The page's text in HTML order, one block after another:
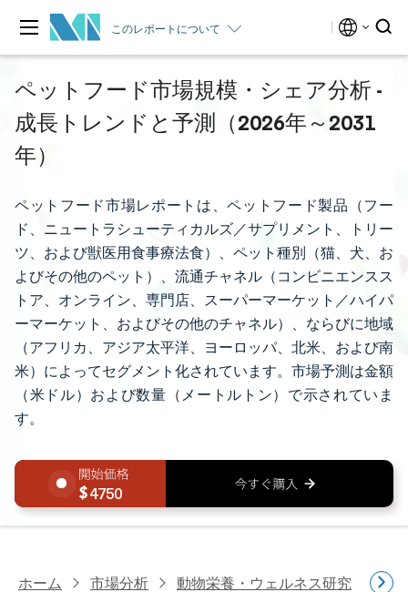
このレポートについて
ペットフード市場規模・シェア分析 -
成長トレンドと予測（2026年～2031
年）
ペットフード市場レポートは、ペットフード製品（フー
ド、ニュートラシューティカルズ／サプリメント、トリー
ツ、および獣医用食事療法食）、ペット種別（猫、犬、お
よびその他のペット）、流通チャネル（コンビニエンスス
トア、オンライン、専門店、スーパーマーケット／ハイパ
ーマーケット、およびその他のチャネル）、ならびに地域
（アフリカ、アジア太平洋、ヨーロッパ、北米、および南
米）によってセグメント化されています。市場予測は金額
（米ドル）および数量（メートルトン）で示されていま
す。
4750
ホーム 市場分析 動物栄養・ウェルネス研究 ペ